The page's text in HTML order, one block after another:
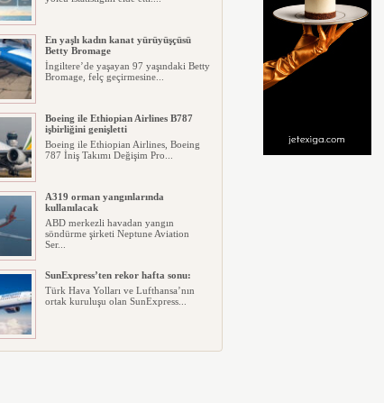
En yaşlı kadın kanat yürüyüşçüsü
Betty Bromage
İngiltere’de yaşayan 97 yaşındaki Betty
Bromage, felç geçirmesine...
Boeing ile Ethiopian Airlines B787
işbirliğini genişletti
Boeing ile Ethiopian Airlines, Boeing
787 İniş Takımı Değişim Pro...
A319 orman yangınlarında
kullanılacak
ABD merkezli havadan yangın
söndürme şirketi Neptune Aviation
Ser...
SunExpress’ten rekor hafta sonu:
Türk Hava Yolları ve Lufthansa’nın
ortak kuruluşu olan SunExpress...
THY Osaka’da kapasite artışına